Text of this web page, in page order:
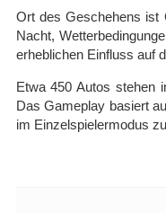
Ort des Geschehens ist
Nacht,
erheblichen Einfluss auf
Etwa 450 Autos stehen
Das Gameplay basiert
im Einzelspielermodus